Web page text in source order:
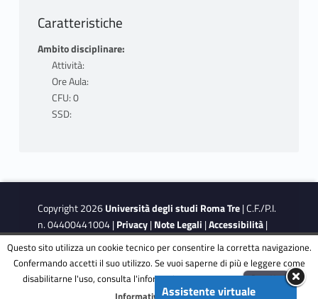
Caratteristiche
Ambito disciplinare:
Attività:
Ore Aula:
CFU: 0
SSD:
Copyright 2026Università degli studi Roma Tre| C.F./P.I.
n. 04400441004 |Privacy|Note Legali |Accessibilità|
Obiettivi di accessibilità
| Dichiarazione di accessibilità
Assistente virtuale
This site is protected by reCAPTCHA and the GooglePrivacy
Questo sito utilizza un cookie tecnico per consentire la corretta navigazione.
Confermando accetti il suo utilizzo. Se vuoi saperne di più e leggere come
disabilitarne l'uso, consulta l'informativa estesa.ENG
Accetta
Informativa completa